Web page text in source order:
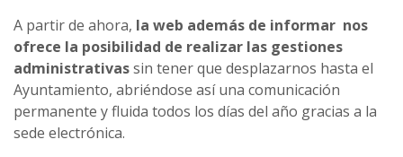
A partir de ahora, la web además de informar nos
ofrece la posibilidad de realizar las gestiones
administrativassin tener que desplazarnos hasta el
Ayuntamiento, abriéndose así una comunicación
permanente y fluida todos los días del año gracias a la
sede electrónica.